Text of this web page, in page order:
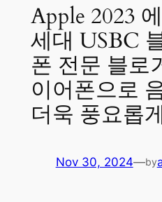
Apple 2023
세대 USBC
폰 전문 블로
이어폰으로
더욱 풍요롭
Nov 30, 2024—by